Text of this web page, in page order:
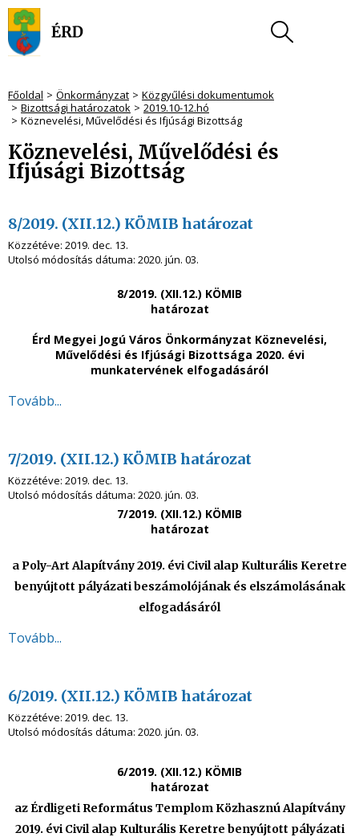
Főoldal Önkormányzat
Közgyűlési dokumentumok
Bizottsági határozatok
2019.10-12.hó
Köznevelési, Művelődési és Ifjúsági Bizottság
Köznevelési, Művelődési és
Ifjúsági Bizottság
8/2019. (XII.12.) KÖMIB határozat
Közzétéve: 2019. dec. 13.
Utolsó módosítás dátuma: 2020. jún. 03.
8/2019. (XII.12.) KÖMIB
határozat
Érd Megyei Jogú Város Önkormányzat Köznevelési,
Művelődési és Ifjúsági Bizottsága 2020. évi
munkatervének elfogadásáról
Tovább...
7/2019. (XII.12.) KÖMIB határozat
Közzétéve: 2019. dec. 13.
Utolsó módosítás dátuma: 2020. jún. 03.
7/2019. (XII.12.) KÖMIB
határozat
a Poly-Art Alapítvány 2019. évi Civil alap Kulturális Keretre
benyújtott pályázati beszámolójának és elszámolásának
elfogadásáról
Tovább...
6/2019. (XII.12.) KÖMIB határozat
Közzétéve: 2019. dec. 13.
Utolsó módosítás dátuma: 2020. jún. 03.
6/2019. (XII.12.) KÖMIB
határozat
az Érdligeti Református Templom Közhasznú Alapítvány
2019. évi Civil alap Kulturális Keretre benyújtott pályázati